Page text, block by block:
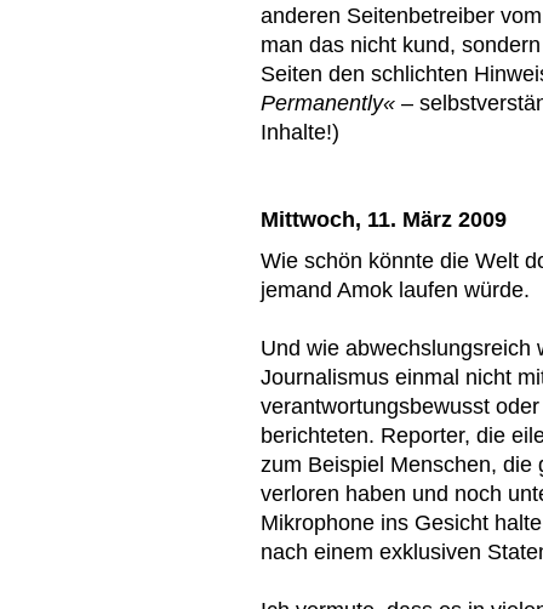
anderen Seitenbetreiber
man das nicht kund,
Seiten den schlichten
Permanently« –
Inhalte!)
Mittwoch, 11. März 2009
Wie schön könnte die Welt
jemand Amok laufen würde.
Und wie abwechslungsreich
Journalismus einmal nicht
verantwortungsbewusst
berichteten. Reporter, die
zum Beispiel Menschen, die
verloren haben und noch
Mikrophone ins Gesicht
nach einem exklusiven